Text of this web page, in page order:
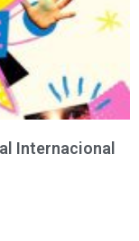
Internacional